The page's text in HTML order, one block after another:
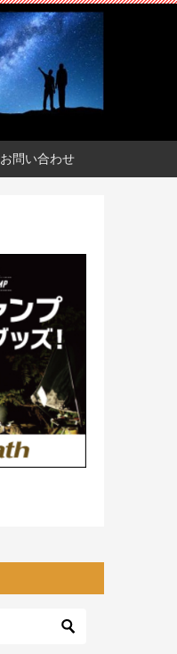
お問い合わせ